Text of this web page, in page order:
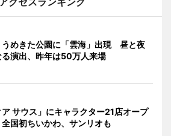
うめきた公園に「雲海」出現 昼と夜
る演出、昨年は50万人来場
ア サウス」にキャラクター21店オープ
国初ちいかわ、サンリオも